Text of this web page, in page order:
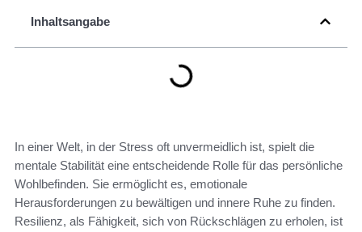
Inhaltsangabe
In einer Welt, in der Stress oft unvermeidlich ist, spielt die
mentale Stabilität eine entscheidende Rolle für das persönliche
Wohlbefinden. Sie ermöglicht es, emotionale
Herausforderungen zu bewältigen und innere Ruhe zu finden.
Resilienz, als Fähigkeit, sich von Rückschlägen zu erholen, ist